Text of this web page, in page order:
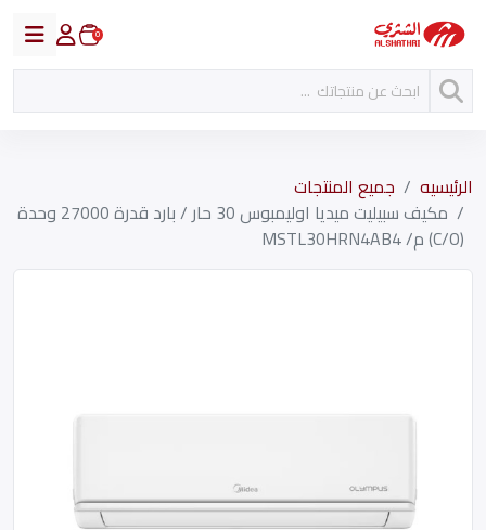
0
الرئيسيه
جميع المنتجات
مكيف سبيليت ميديا اوليمبوس 30 حار / بارد قدرة 27000 وحدة
(C/O) م/ MSTL30HRN4AB4